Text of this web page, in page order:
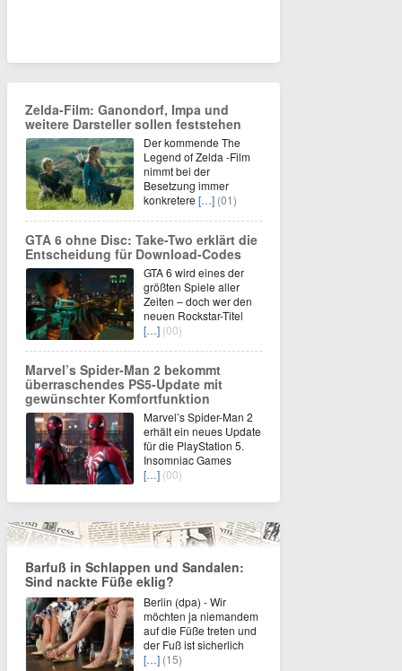
Zelda-Film: Ganondorf, Impa und
weitere Darsteller sollen feststehen
Der kommende The
Legend of Zelda -Film
nimmt bei der
Besetzung immer
konkretere […] (01)
GTA 6 ohne Disc: Take-Two erklärt die
Entscheidung für Download-Codes
GTA 6 wird eines der
größten Spiele aller
Zeiten – doch wer den
neuen Rockstar-Titel
[…] (00)
Marvel’s Spider-Man 2 bekommt
überraschendes PS5-Update mit
gewünschter Komfortfunktion
Marvel’s Spider-Man 2
erhält ein neues Update
für die PlayStation 5.
Insomniac Games
[…] (00)
Barfuß in Schlappen und Sandalen:
Sind nackte Füße eklig?
Berlin (dpa) - Wir
möchten ja niemandem
auf die Füße treten und
der Fuß ist sicherlich
[…] (15)